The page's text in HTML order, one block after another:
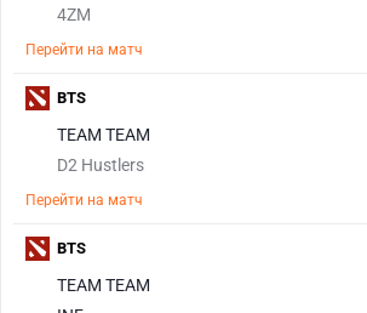
4ZM
Перейти на матч
TEAM TEAM
D2 Hustlers
Перейти на матч
BTS
TEAM TEAM
BTS